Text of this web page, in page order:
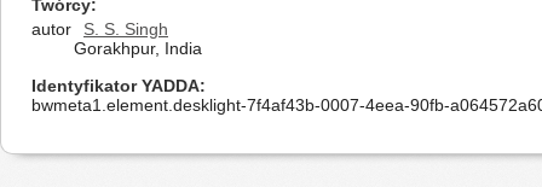
Twórcy
autor
S. S. Singh
Gorakhpur, India
Identyfikator YADDA
bwmeta1.element.desklight-7f4af43b-0007-4eea-90fb-